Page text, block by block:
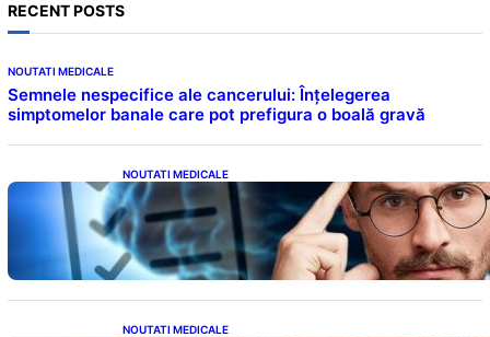
RECENT POSTS
NOUTATI MEDICALE
Semnele nespecifice ale cancerului: Înțelegerea
simptomelor banale care pot prefigura o boală gravă
NOUTATI MEDICALE
Inteligența dincolo de note: Semnele unui IQ
ridicat care nu țin de școală
NOUTATI MEDICALE